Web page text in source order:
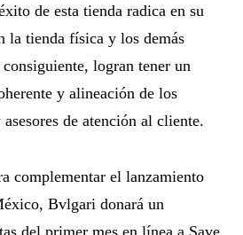
de esta tienda radica en su
la tienda física y los demás
logran tener un
y alineación de los
de atención al cliente.
complementar el lanzamiento
Bvlgari donará un
del primer mes en línea a Save